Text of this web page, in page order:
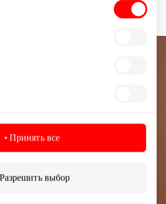
Принять все
Разрешить выбор
на рассылку
самой свежей информации от
центра AKROPOLIS.